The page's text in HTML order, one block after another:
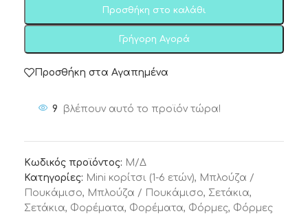
Προσθήκη στο καλάθι
Γρήγορη Αγορά
Προσθήκη στα Αγαπημένα
9 βλέπουν αυτό το προϊόν τώρα!
Κωδικός προϊόντος: Μ/Δ
Κατηγορίες: Mini κορίτσι (1-6 ετών), Μπλούζα /
Πουκάμισο, Μπλούζα / Πουκάμισο, Σετάκια,
Σετάκια, Φορέματα, Φορέματα, Φόρμες, Φόρμες